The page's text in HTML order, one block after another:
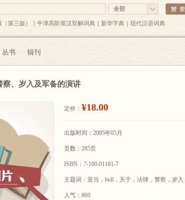
全部
第三版） 牛津高阶英汉双解词典 新华字典 现代汉语词典
丛书 辑刊
察、岁入及军备的演讲
定价： ¥18.00
出版时间：2005年05月
页数：285页
ISBN：7-100-01181-7
主题词： 亚当 ， bull ， 关于 ， 法律 ， 警察 ， 岁入
人气：860